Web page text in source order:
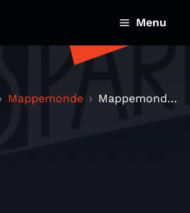
Menu
Mappemonde Mappemonde : Le Caire